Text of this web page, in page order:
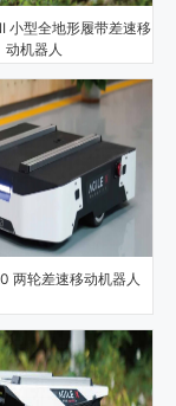
小型全地形履带差速移
动机器人
两轮差速移动机器人